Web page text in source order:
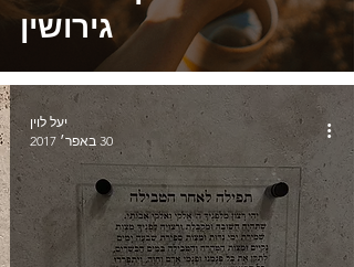
גירושין
יעל לוין
30 באפר׳ 2017